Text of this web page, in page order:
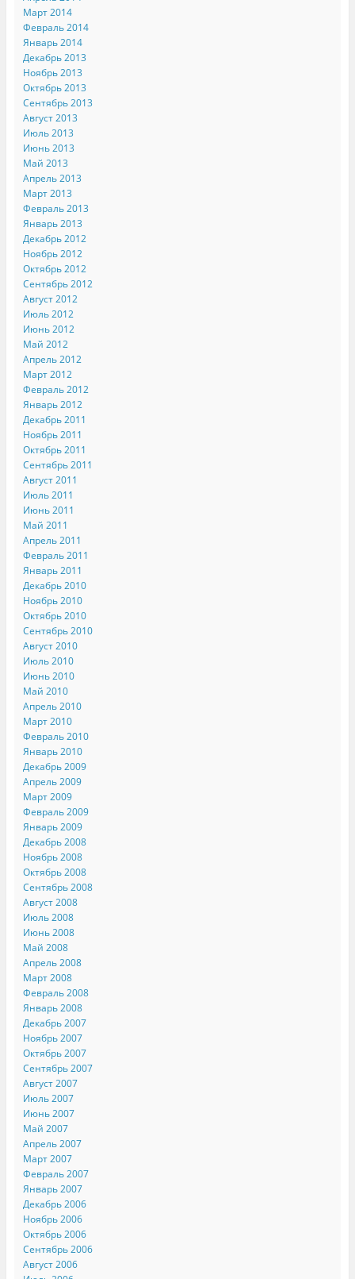
Март 2014
Февраль 2014
Январь 2014
Декабрь 2013
Ноябрь 2013
Октябрь 2013
Сентябрь 2013
Август 2013
Июль 2013
Июнь 2013
Май 2013
Апрель 2013
Март 2013
Февраль 2013
Январь 2013
Декабрь 2012
Ноябрь 2012
Октябрь 2012
Сентябрь 2012
Август 2012
Июль 2012
Июнь 2012
Май 2012
Апрель 2012
Март 2012
Февраль 2012
Январь 2012
Декабрь 2011
Ноябрь 2011
Октябрь 2011
Сентябрь 2011
Август 2011
Июль 2011
Июнь 2011
Май 2011
Апрель 2011
Февраль 2011
Январь 2011
Декабрь 2010
Ноябрь 2010
Октябрь 2010
Сентябрь 2010
Август 2010
Июль 2010
Июнь 2010
Май 2010
Апрель 2010
Март 2010
Февраль 2010
Январь 2010
Декабрь 2009
Апрель 2009
Март 2009
Февраль 2009
Январь 2009
Декабрь 2008
Ноябрь 2008
Октябрь 2008
Сентябрь 2008
Август 2008
Июль 2008
Июнь 2008
Май 2008
Апрель 2008
Март 2008
Февраль 2008
Январь 2008
Декабрь 2007
Ноябрь 2007
Октябрь 2007
Сентябрь 2007
Август 2007
Июль 2007
Июнь 2007
Май 2007
Апрель 2007
Март 2007
Февраль 2007
Январь 2007
Декабрь 2006
Ноябрь 2006
Октябрь 2006
Сентябрь 2006
Август 2006